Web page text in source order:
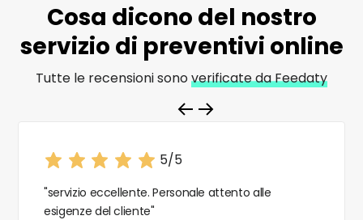
Cosa dicono del nostro
servizio di preventivi online
Tutte le recensioni sonoverificate da Feedaty
5/5
"servizio eccellente. Personale attento alle
esigenze del cliente"